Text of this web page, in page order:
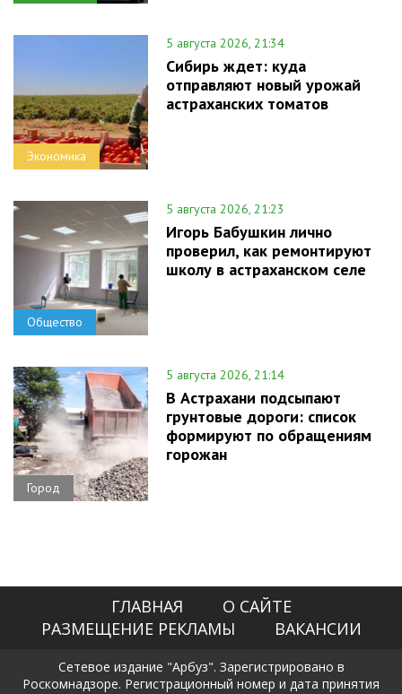
Экономика
5 августа 2026, 21:34
Сибирь ждет: куда
отправляют новый урожай
астраханских томатов
Общество
5 августа 2026, 21:23
Игорь Бабушкин лично
проверил, как ремонтируют
школу в астраханском селе
Город
5 августа 2026, 21:14
В Астрахани подсыпают
грунтовые дороги: список
формируют по обращениям
горожан
ГЛАВНАЯ
О САЙТЕ
РАЗМЕЩЕНИЕ РЕКЛАМЫ
ВАКАНСИИ
Сетевое издание "Арбуз". Зарегистрировано в
Роскомнадзоре. Регистрационный номер и дата принятия